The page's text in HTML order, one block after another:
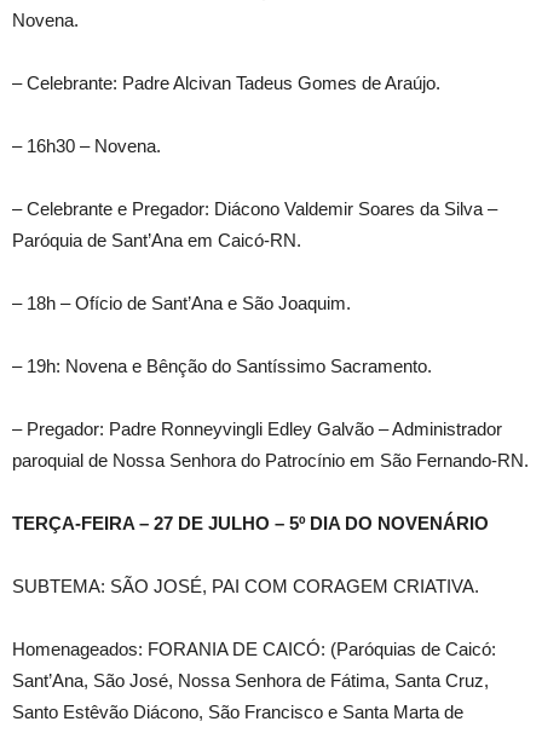
Novena.
– Celebrante: Padre Alcivan Tadeus Gomes de Araújo.
– 16h30 – Novena.
– Celebrante e Pregador: Diácono Valdemir Soares da Silva –
Paróquia de Sant’Ana em Caicó-RN.
– 18h – Ofício de Sant’Ana e São Joaquim.
– 19h: Novena e Bênção do Santíssimo Sacramento.
– Pregador: Padre Ronneyvingli Edley Galvão – Administrador
paroquial de Nossa Senhora do Patrocínio em São Fernando-RN.
TERÇA-FEIRA – 27 DE JULHO – 5º DIA DO NOVENÁRIO
SUBTEMA: SÃO JOSÉ, PAI COM CORAGEM CRIATIVA.
Homenageados: FORANIA DE CAICÓ: (Paróquias de Caicó:
Sant’Ana, São José, Nossa Senhora de Fátima, Santa Cruz,
Santo Estêvão Diácono, São Francisco e Santa Marta de